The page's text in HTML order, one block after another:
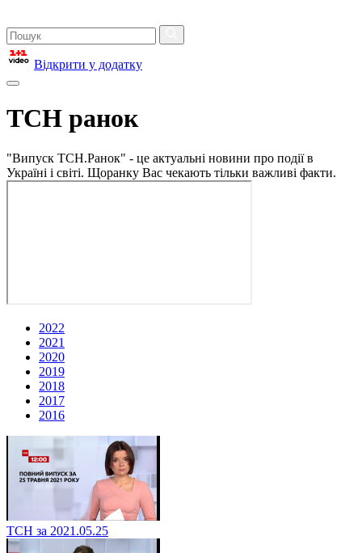
Відкрити у додатку
ТСН ранок
"Випуск ТСН.Ранок" - це актуальні новини про події в
Україні і світі. Щоранку Вас чекають тільки важливі факти.
2022
2021
2020
2019
2018
2017
2016
ТСН за 2021.05.25